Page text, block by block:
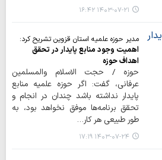
۱۴۰۳-۰۷-۲۱ ۱۶:۴۲
مدیر حوزه علمیه استان قزوین تشریح کرد:
اهمیت وجود منابع پایدار در تحقق
اهداف حوزه
حوزه / حجت الاسلام والمسلمین
عرفانی، گفت: اگر حوزه علمیه منابع
پایدار نداشته باشد چندان در انجام و
تحقق برنامه‌ها موفق نخواهد بود، به
طور طبیعی هر کار…
۱۴۰۳-۰۷-۲۴ ۱۷:۱۹